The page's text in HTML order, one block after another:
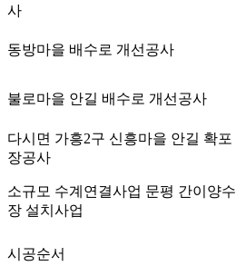
사
동방마을 배수로 개선공사
불로마을 안길 배수로 개선공사
다시면 가흥2구 신흥마을 안길 확포
장공사
소규모 수계연결사업 문평 간이양수
장 설치사업
시공순서